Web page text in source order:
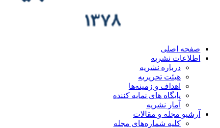
اصلی
نشریه
درباره نشریه
هیئت تحریریه
اهداف و زمینه‌ها
پایگاه های نمایه کننده
آمار نشریه
مجله و مقالات
کلیه شماره‌های مجله